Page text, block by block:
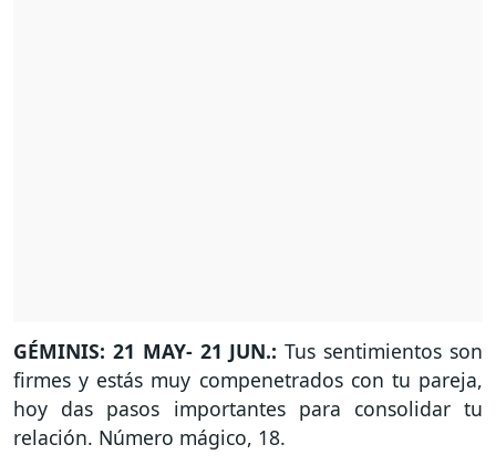
GÉMINIS: 21 MAY- 21 JUN.: Tus sentimientos son
firmes y estás muy compenetrados con tu pareja,
hoy das pasos importantes para consolidar tu
relación. Número mágico, 18.